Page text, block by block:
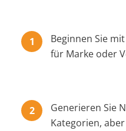
Beginnen Sie
für Marke oder
Generieren Sie
Kategorien,